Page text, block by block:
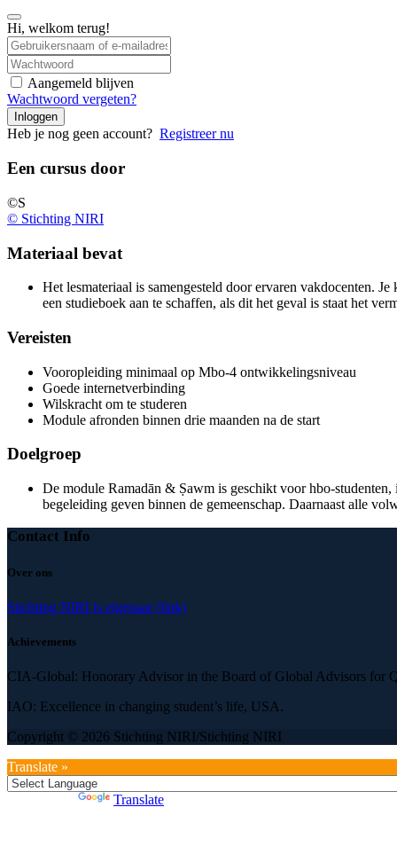
Hi, welkom terug!
Aangemeld blijven
Wachtwoord vergeten?
Inloggen
Heb je nog geen account? Registreer nu
Een cursus door
©S
© Stichting NIRI
Materiaal bevat
Het lesmateriaal is samengesteld door ervaren vakdocenten.
een studieboek aan te schaffen, als dit het geval is staat het
Vereisten
Vooropleiding minimaal op Mbo-4 ontwikkelingsniveau
Goede internetverbinding
Wilskracht om te studeren
Module afronden binnen drie maanden na de start
Doelgroep
De module Ramadān & Ṣawm is geschikt voor
begeleiding geven binnen de gemeenschap. Daarnaast alle
Contact Info
Over ons
Stichting NIRI is eigenaar (link)
Achievements
CIA-Global: Honorary Advisor in the Board of Global Advisors for
IAO: Excellence in changing student’s life, USA.
Copyright © 2026 Stichting NIRI/Stichting NIRI
Translate »
Translate